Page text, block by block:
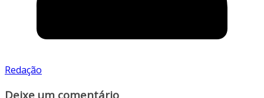
Redação
Deixe um comentário